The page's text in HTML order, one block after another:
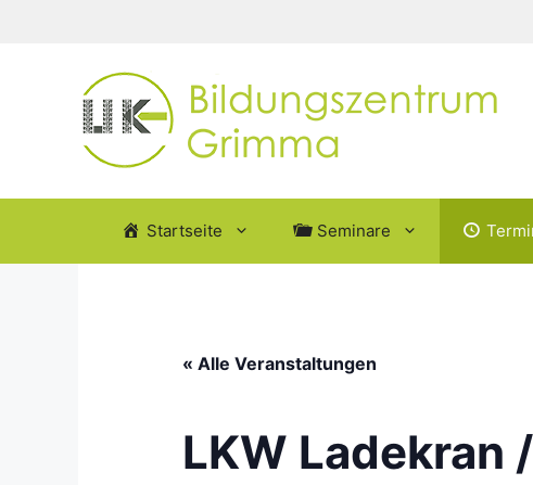
Startseite Seminare
« Alle Veranstaltungen
LKW Ladekran